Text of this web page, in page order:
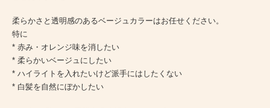
柔らかさと透明感のあるベージュカラーはお任せください。
特に
* 赤み・オレンジ味を消したい
* 柔らかいベージュにしたい
* ハイライトを入れたいけど派手にはしたくない
* 白髪を自然にぼかしたい